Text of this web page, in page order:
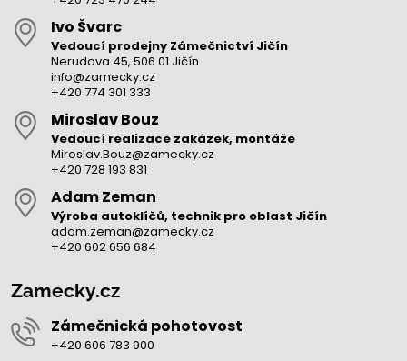
Ivo Švarc
Vedoucí prodejny Zámečnictví Jičín
Nerudova 45, 506 01 Jičín
info@zamecky.cz
+420 774 301 333
Miroslav Bouz
Vedoucí realizace zakázek, montáže
Miroslav.Bouz@zamecky.cz
+420 728 193 831
Adam Zeman
Výroba autoklíčů, technik pro oblast Jičín
adam.zeman@zamecky.cz
+420 602 656 684
Zamecky.cz
Zámečnická pohotovost
+420 606 783 900